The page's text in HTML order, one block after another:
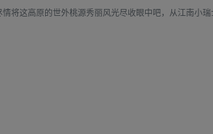
这高原的世外桃源秀丽风光尽收眼中吧，从江南小瑞